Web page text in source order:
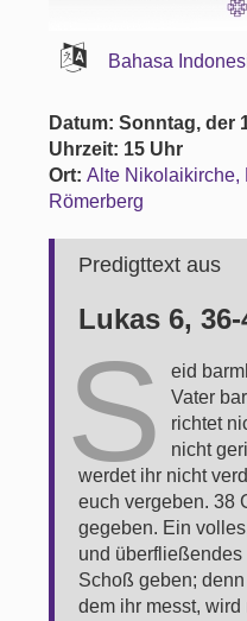
Bahasa
Datum: Sonntag, der
Uhrzeit: 15 Uhr
Ort:Alte Nikolaikirche,
Römerberg
Predigttext aus
Lukas 6, 36-
S
eid
Vater
richtet
nicht
werdet ihr nicht
euch vergeben. 38
gegeben. Ein
und
Schoß geben;
dem ihr messt,